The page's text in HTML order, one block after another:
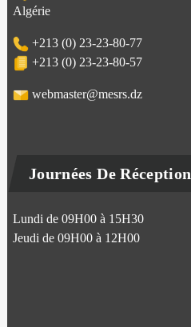
Algérie
+213 (0) 23-23-80-77
+213 (0) 23-23-80-57
webmaster@mesrs.dz
Journées De Réception
Lundi de 09H00 à 15H30
Jeudi de 09H00 à 12H00